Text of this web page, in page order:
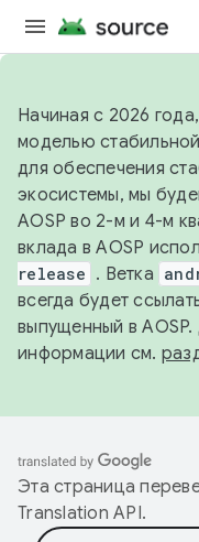
Начиная с 2026
моделью
для обеспечения
экосистемы, мы
AOSP во 2-м и 4-м
вклада в AOSP
release . Ветка
всегда будет
выпущенный в
информации см.
Эта страница
Translation API.